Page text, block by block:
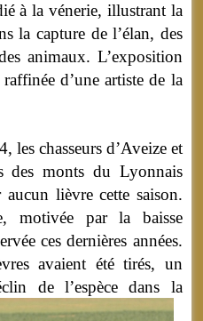
à la vénerie, illustrant la
la capture de l’élan, des
animaux. L’exposition
d’une artiste de la
les chasseurs d’Aveize et
des monts du Lyonnais
lièvre cette saison.
motivée par la baisse
ces dernières années.
avaient été tirés, un
de l’espèce dans la